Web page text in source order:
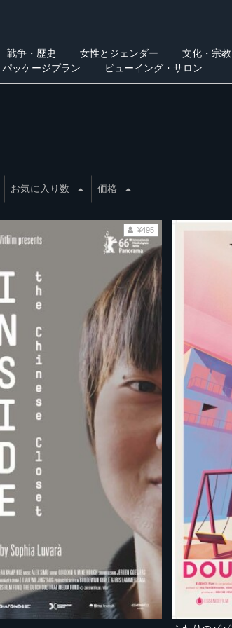
戦争・歴史 女性とジェンダー 文化・宗教
パッケージプラン ビューイング・サロン
お気に入り数 価格
¥495